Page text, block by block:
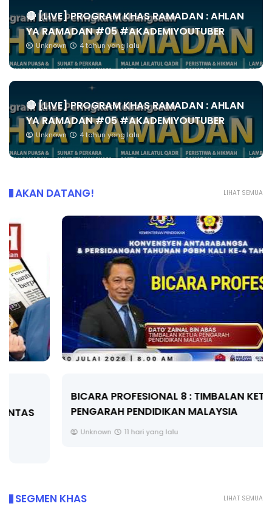
🔴 [LIVE] PROGRAM KHAS RAMADAN : AHLAN
YA RAMADAN #05 #AKADEMIYOUTUBER
Unknown 4 tahun yang lalu
🔴 [LIVE] PROGRAM KHAS RAMADAN : AHLAN
YA RAMADAN #05 #AKADEMIYOUTUBER
Unknown 4 tahun yang lalu
LIHAT SEMUA
AKAN DATANG!
BICARA PROFESIONAL 8 : TIMBALAN KETUA
PENGARAH PENDIDIKAN MALAYSIA
11 hari yang lalu
LIHAT SEMUA
SEGMEN KHAS